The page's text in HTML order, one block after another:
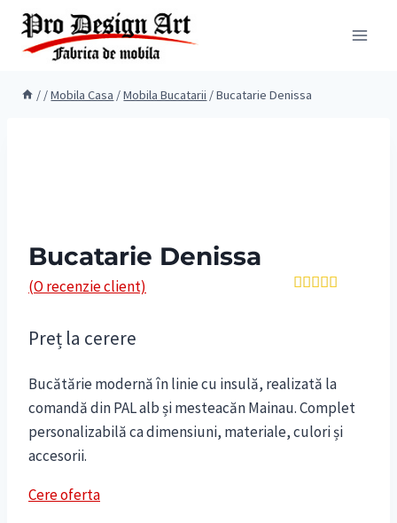
Skip
content
/ /Mobila Casa /Mobila Bucatarii /Bucatarie Denissa
Bucatarie Denissa
evaluări
(O recenzie client)
Preț la cerere
Bucătărie modernă în linie cu insulă, realizată la
comandă din PAL alb și mesteacăn Mainau. Complet
personalizabilă ca dimensiuni, materiale, culori și
accesorii.
Cere oferta